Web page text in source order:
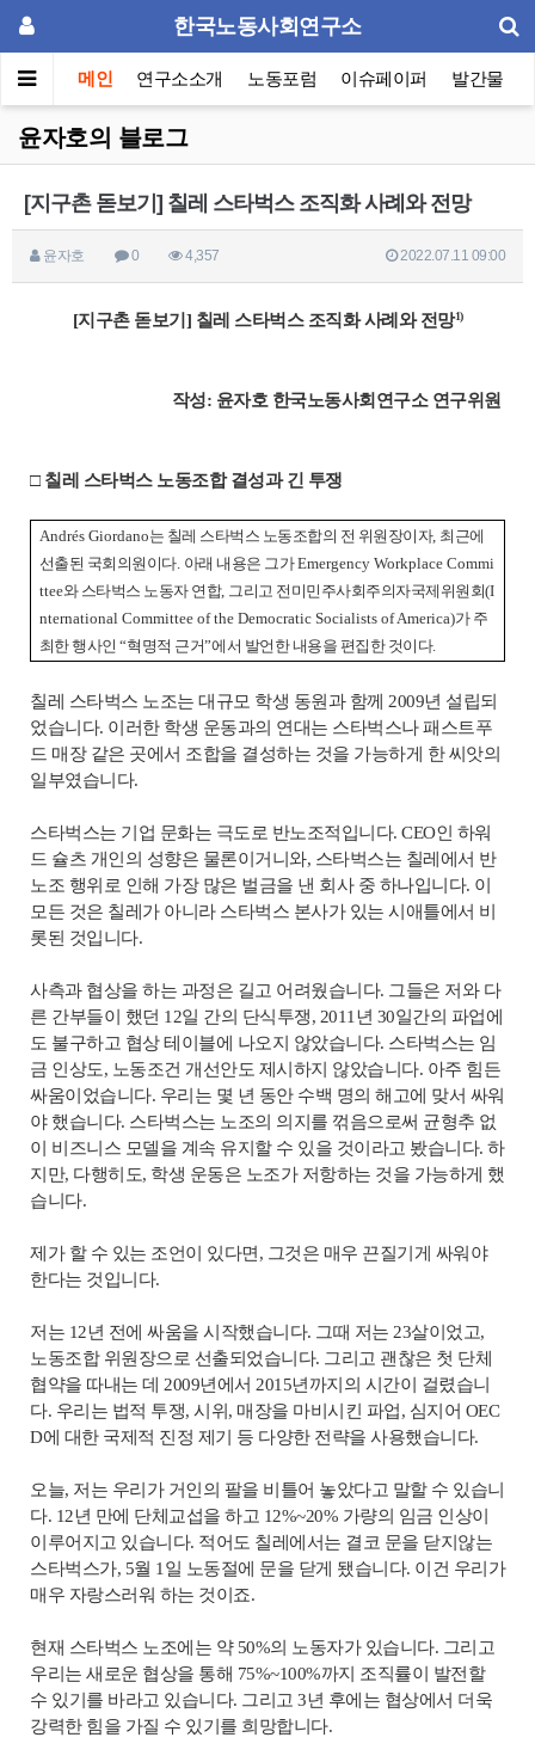
한국노동사회연구소
메인 연구소소개 노동포럼 이슈페이퍼 발간물
윤자호의 블로그
[지구촌 돋보기] 칠레 스타벅스 조직화 사례와 전망
윤자호 0 4,357 2022.07.11 09:00
[지구촌 돋보기] 칠레 스타벅스 조직화 사례와 전망​1)
작성: 윤자호 한국노동사회연구소 연구위원
□ 칠레 스타벅스 노동조합 결성과 긴 투쟁
Andrés Giordano는 칠레 스타벅스 노동조합의 전 위원장이자, 최근에
선출된 국회의원이다. 아래 내용은 그가Emergency Workplace Commi
ttee와 스타벅스 노동자 연합, 그리고 전미민주사회주의자국제위원회(I
nternational Committee of the Democratic Socialists of America)가 주
최한 행사인“혁명적 근거”에서 발언한 내용을 편집한 것이다.
칠레 스타벅스 노조는 대규모 학생 동원과 함께 2009년 설립되
었습니다. 이러한 학생 운동과의 연대는 스타벅스나 패스트푸
드 매장 같은 곳에서 조합을 결성하는 것을 가능하게 한 씨앗의
일부였습니다.
스타벅스는 기업 문화는 극도로 반노조적입니다. CEO인 하워
드 슐츠 개인의 성향은 물론이거니와, 스타벅스는 칠레에서 반
노조 행위로 인해 가장 많은 벌금을 낸 회사 중 하나입니다. 이
모든 것은 칠레가 아니라 스타벅스 본사가 있는 시애틀에서 비
롯된 것입니다.
사측과 협상을 하는 과정은 길고 어려웠습니다. 그들은 저와 다
른 간부들이 했던 12일 간의 단식투쟁, 2011년 30일간의 파업에
도 불구하고 협상 테이블에 나오지 않았습니다. 스타벅스는 임
금 인상도, 노동조건 개선안도 제시하지 않았습니다. 아주 힘든
싸움이었습니다. 우리는 몇 년 동안 수백 명의 해고에 맞서 싸워
야 했습니다. 스타벅스는 노조의 의지를 꺾음으로써 균형추 없
이 비즈니스 모델을 계속 유지할 수 있을 것이라고 봤습니다. 하
지만, 다행히도, 학생 운동은 노조가 저항하는 것을 가능하게 했
습니다.
제가 할 수 있는 조언이 있다면, 그것은 매우 끈질기게 싸워야
한다는 것입니다.
저는 12년 전에 싸움을 시작했습니다. 그때 저는 23살이었고,
노동조합 위원장으로 선출되었습니다. 그리고 괜찮은 첫 단체
협약을 따내는 데 2009년에서 2015년까지의 시간이 걸렸습니
다. 우리는 법적 투쟁, 시위, 매장을 마비시킨 파업, 심지어 OEC
D에 대한 국제적 진정 제기 등 다양한 전략을 사용했습니다.
오늘, 저는 우리가 거인의 팔을 비틀어 놓았다고 말할 수 있습니
다. 12년 만에 단체교섭을 하고 12%~20% 가량의 임금 인상이
이루어지고 있습니다. 적어도 칠레에서는 결코 문을 닫지않는
스타벅스가, 5월 1일 노동절에 문을 닫게 됐습니다. 이건 우리가
매우 자랑스러워 하는 것이죠.
현재 스타벅스 노조에는 약 50%의 노동자가 있습니다. 그리고
우리는 새로운 협상을 통해 75%~100%까지 조직률이 발전할
수 있기를 바라고 있습니다. 그리고 3년 후에는 협상에서 더욱
강력한 힘을 가질 수 있기를 희망합니다.